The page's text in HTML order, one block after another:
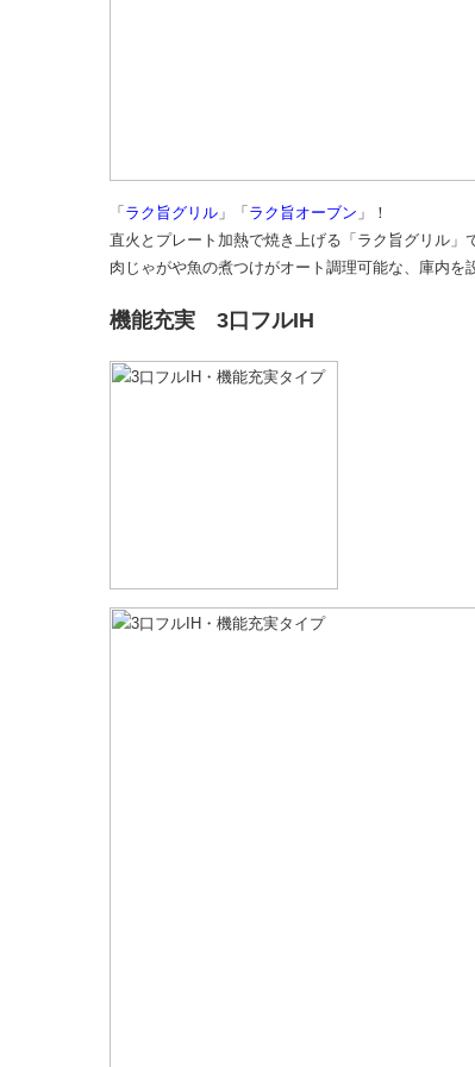
「 ラク旨グリル 」「 ラク旨オーブン 」！
直火とプレート加熱で焼き上げる「ラク旨グリル
肉じゃがや魚の煮つけがオート調理可能な、庫内を
機能充実 3口フルIH